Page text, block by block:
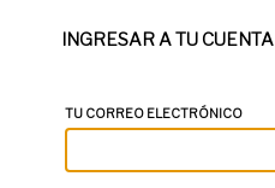
INGRESAR A TU CUENTA
TU CORREO ELECTRÓNICO